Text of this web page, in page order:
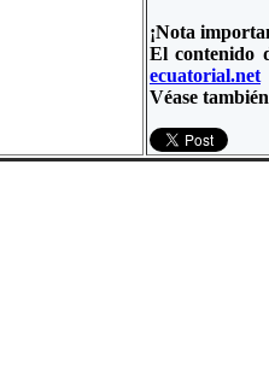
¡Nota
El contenido
ecuatorial.net
Véase